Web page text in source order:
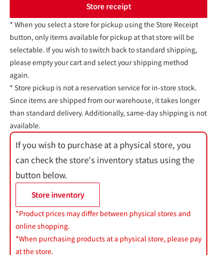
Store receipt
* When you select a store for pickup using the Store Receipt
button, only items available for pickup at that store will be
selectable. If you wish to switch back to standard shipping,
please empty your cart and select your shipping method
again.
* Store pickup is not a reservation service for in-store stock.
Since items are shipped from our warehouse, it takes longer
than standard delivery. Additionally, same-day shipping is not
available.
If you wish to purchase at a physical store, you
can check the store's inventory status using the
button below.
Store inventory
*Product prices may differ between physical stores and
online shopping.
*When purchasing products at a physical store, please pay
at the store.